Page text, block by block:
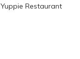
Restaurant